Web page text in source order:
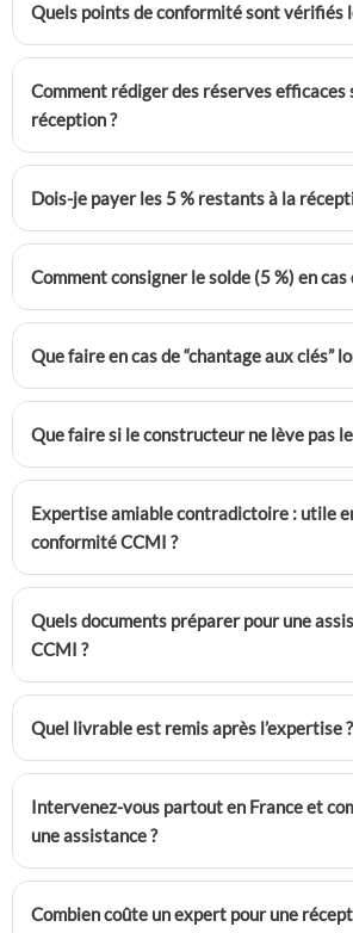
Quels points de conformité sont vérifiés
Comment rédiger des réserves efficaces
réception ?
Dois-je payer les 5 % restants à la
Comment consigner le solde (5 %) en cas
Que faire en cas de “chantage aux clés”
Que faire si le constructeur ne lève pas
Expertise amiable contradictoire : utile
conformité CCMI ?
Quels documents préparer pour une
CCMI ?
Quel livrable est remis après l’expertise ?
Intervenez-vous partout en France et
une assistance ?
Combien coûte un expert pour une